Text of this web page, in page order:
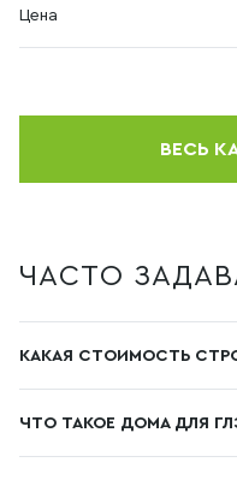
Цена
ВЕСЬ
ЧАСТО
КАКАЯ СТОИМОСТЬ
и выбранного
«РУДОМ.РУ» цены
ЧТО ТАКОЕ ДОМА ДЛЯ